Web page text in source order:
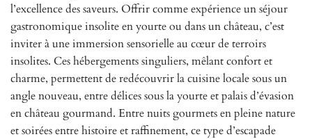
l’excellence des saveurs. Offrir comme expérience un séjour
gastronomique insolite en yourte ou dans un château, c’est
inviter à une immersion sensorielle au cœur de terroirs
insolites. Ces hébergements singuliers, mêlant confort et
charme, permettent de redécouvrir la cuisine locale sous un
angle nouveau, entre délices sous la yourte et palais d’évasion
en château gourmand. Entre nuits gourmets en pleine nature
et soirées entre histoire et raffinement, ce type d’escapade